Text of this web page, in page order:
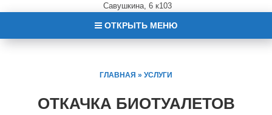
Савушкина, 6 к10​3
ОТКРЫТЬ МЕНЮ
ГЛАВНАЯ » УСЛУГИ
ОТКАЧКА БИОТУАЛЕТОВ